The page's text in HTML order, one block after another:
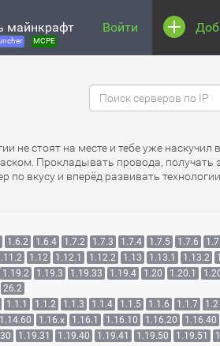
майнкрафт
MCPE
Войти
не стоят на месте и тебе уже
Прокладывать провода, получать
вкусу и вперёд развивать технологии.
1.6.2 1.6.4 1.7.2 1.7.3 1.7.4 1.7.5 1.7.6
1.12 1.12.1 1.12.2 1.13 1.13.1 1.13.2
1.19.2 1.19.3 1.19.33 1.19.4 1.20 1.20.1
26.2
1.1.1 1.1.2 1.1.3 1.1.4 1.1.5 1.1.6 1.1.7 1.2
1.14.60 1.16.x 1.16.1 1.16.10 1.16.20 1.16.40
1.19.31 1.19.40 1.19.41 1.19.50 1.19.51